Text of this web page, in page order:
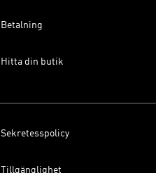
Betalning
Hitta din butik
Sekretesspolicy
Tillgänglighet